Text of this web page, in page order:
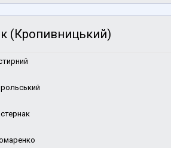
(Кропивницький)